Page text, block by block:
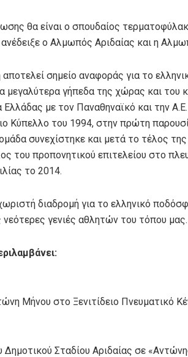
θα είναι ο σπουδαίος
ο Αλμωπός Αριδαίας και η
σημείο αναφοράς για το
μεγαλύτερα γήπεδα της χώρας και του
με τον Παναθηναϊκό και την
Κύπελλο του 1994, στην πρώτη
συνεχίστηκε και μετά το τέλος
του προπονητικού επιτελείου στο
το 2014.
διαδρομή για το ελληνικό
νεότερες γενιές αθλητών του τόπου μας.
Μήνου στο Ξενιτίδειο Πνευματικό
Σταδίου Αριδαίας σε